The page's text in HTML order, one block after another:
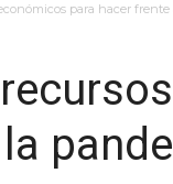
para hacer